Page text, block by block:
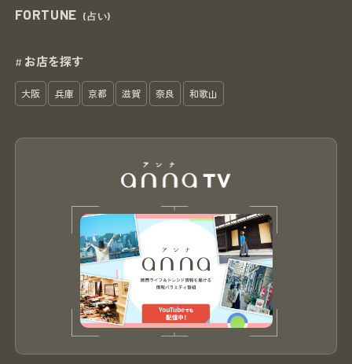
FORTUNE (占い)
# お店を探す
大阪 兵庫 京都 滋賀 奈良 和歌山